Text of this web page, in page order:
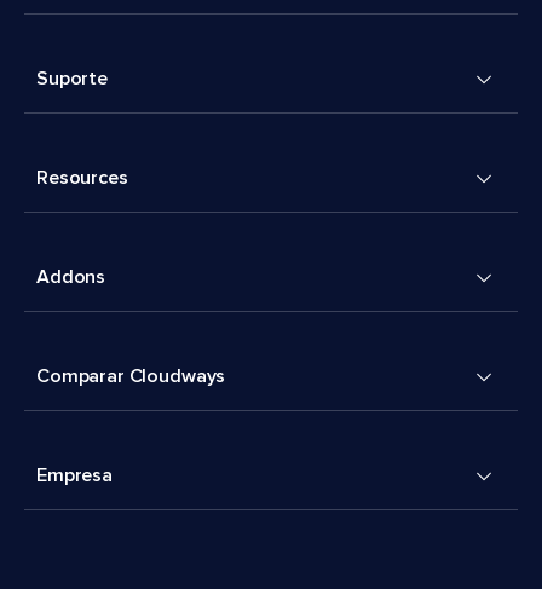
Suporte
Resources
Addons
Comparar Cloudways
Empresa